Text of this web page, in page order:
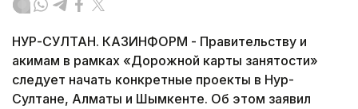
НУР-СУЛТАН. КАЗИНФОРМ - Правительству и
акимам в рамках «Дорожной карты занятости»
следует начать конкретные проекты в Нур-
Султане, Алматы и Шымкенте. Об этом заявил